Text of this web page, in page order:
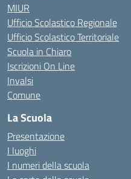
MIUR
Ufficio Scolastico Regionale
Ufficio Scolastico Territoriale
Scuola in Chiaro
Iscrizioni On Line
Invalsi
Comune
La Scuola
Presentazione
I luoghi
I numeri della scuola